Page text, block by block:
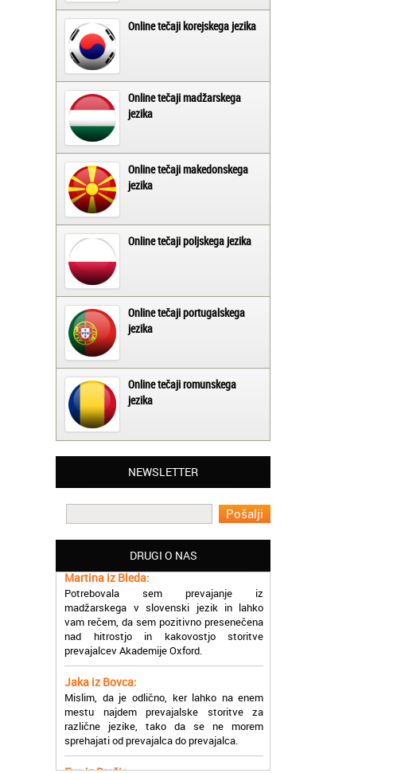
Online tečaji korejskega jezika
Online tečaji madžarskega
jezika
Online tečaji makedonskega
jezika
Online tečaji poljskega jezika
Online tečaji portugalskega
jezika
Online tečaji romunskega
jezika
NEWSLETTER
DRUGI O NAS
Matjaž iz Ajdovščine:
prevajalske storitve opravljajo hitro in
učinkoviti.
Martina iz Bleda:
Potrebovala sem prevajanje iz
madžarskega v slovenski jezik in lahko
vam rečem, da sem pozitivno presenečena
nad hitrostjo in kakovostjo storitve
prevajalcev Akademije Oxford.
Jaka iz Bovca:
Mislim, da je odlično, ker lahko na enem
mestu najdem prevajalske storitve za
različne jezike, tako da se ne morem
sprehajati od prevajalca do prevajalca.
Eva iz Brežic:
Nujno sem potrebovala prevod v francoski